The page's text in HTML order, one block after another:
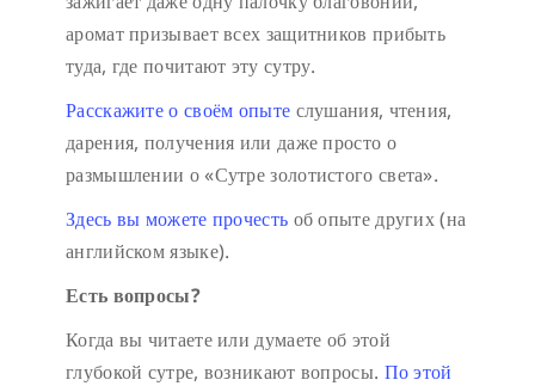
аромат призывает всех защитников прибыть
туда, где почитают эту сутру.
Расскажите о своём опыте слушания, чтения,
дарения, получения или даже просто о
размышлении о «Сутре золотистого света».
Здесь вы можете прочесть об опыте других (на
английском языке).
Есть вопросы?
Когда вы читаете или думаете об этой
глубокой сутре, возникают вопросы. По этой